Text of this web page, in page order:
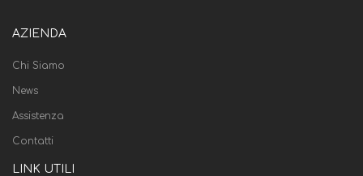
AZIENDA
Chi Siamo
News
Assistenza
Contatti
LINK UTILI